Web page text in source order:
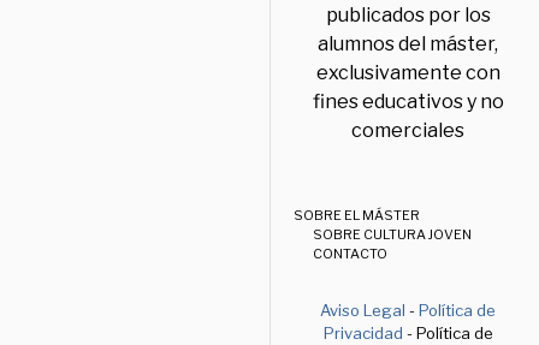
publicados por los
alumnos del máster,
exclusivamente con
fines educativos y no
comerciales
SOBRE EL MÁSTER
SOBRE CULTURA JOVEN
CONTACTO
Aviso Legal -Política de
Privacidad - Política de